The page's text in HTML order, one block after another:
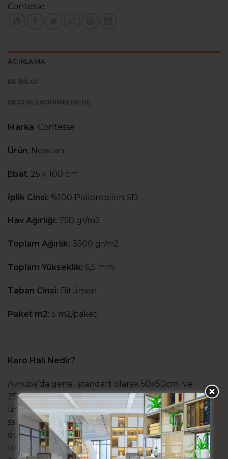
Contesse
AÇIKLAMA
EK BILGI
DEĞERLENDIRMELER (0)
Marka: Contesse
Ürün: Newton
Ebat: 25 x 100 cm
İplik Cinsi: %100 Polipropilen SD
Hav Ağırlığı: 750 gr/m2
Toplam Ağırlık: 3500 gr/m2
Toplam Yükseklik: 6,5 mm
Taban Cinsi: Bitümen
Paket m2: 5 m2/paket
Karo Halı Nedir?
Avrupa’da genel standart olarak 50x50cm ve
25x100cm ebatlarında üretilen modüler halı
ürünüdür. Kalın tabanı ve bukle tarzı yapısı
sayesinde modüler döşeme, sökme ve yeniden
döşeme avantajı sağlayan zemin ürünü olarak
tercih edilir. Hafif, kolay taşınabilir ve hızlı